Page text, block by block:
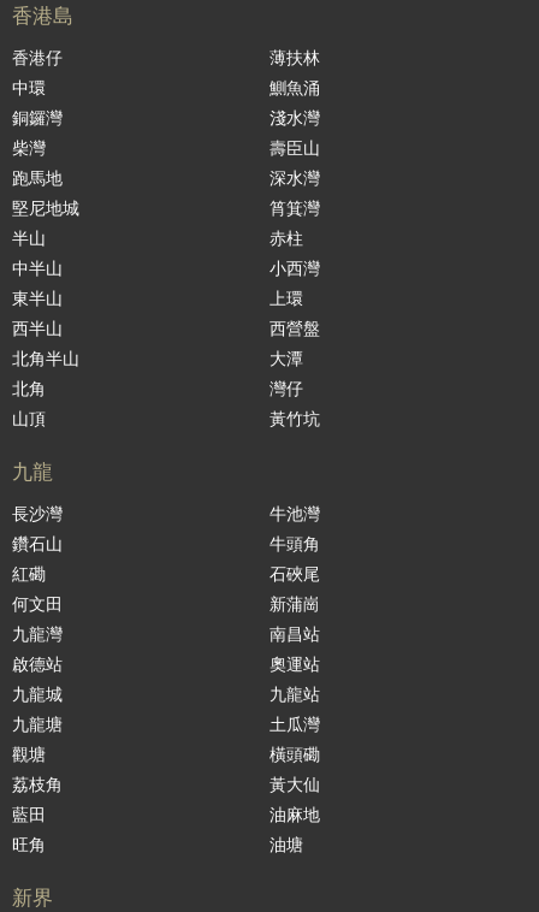
香港島
香港仔
中環
銅鑼灣
柴灣
跑馬地
堅尼地城
半山
中半山
東半山
西半山
北角半山
北角
山頂
薄扶林
鰂魚涌
淺水灣
壽臣山
深水灣
筲箕灣
赤柱
小西灣
上環
西營盤
大潭
灣仔
黃竹坑
九龍
長沙灣
鑽石山
紅磡
何文田
九龍灣
啟德站
九龍城
九龍塘
觀塘
荔枝角
藍田
旺角
牛池灣
牛頭角
石硤尾
新蒲崗
南昌站
奧運站
九龍站
土瓜灣
橫頭磡
黃大仙
油麻地
油塘
新界